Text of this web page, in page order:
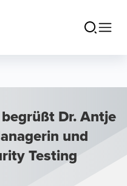
Dr. Antje
und
Testing